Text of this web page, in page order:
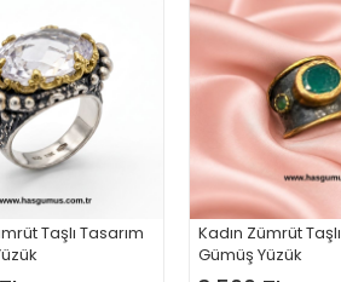
Taşlı Tasarım
Kadın Zümrüt
Gümüş Yüzük